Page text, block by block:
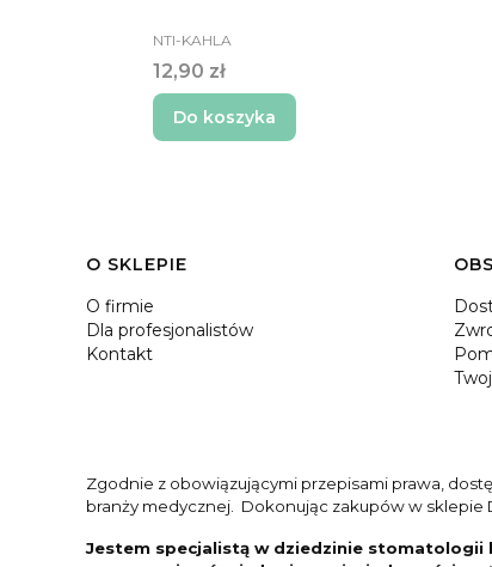
PRODUCENT
NTI-KAHLA
Cena
12,90 zł
Do koszyka
Linki w stopce
O SKLEPIE
O firmie
Dla profesjonalistów
Kontakt
Zgodnie z obowiązującymi przepisami prawa,
branży medycznej. Dokonując zakupów w sklepie
Jestem specjalistą w dziedzinie stomatologii